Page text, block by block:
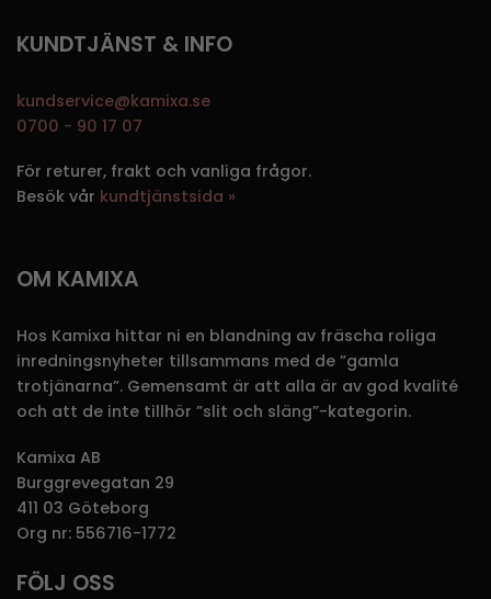
KUNDTJÄNST & INFO
kundservice@kamixa.se
0700 - 90 17 07
För returer, frakt och vanliga frågor.
Besök vår kundtjänstsida »
OM KAMIXA
Hos Kamixa hittar ni en blandning av fräscha roliga
inredningsnyheter tillsammans med de ”gamla
trotjänarna”. Gemensamt är att alla är av god kvalité
och att de inte tillhör ”slit och släng”-kategorin.
Kamixa AB
Burggrevegatan 29
411 03 Göteborg
Org nr: 556716-1772
FÖLJ OSS